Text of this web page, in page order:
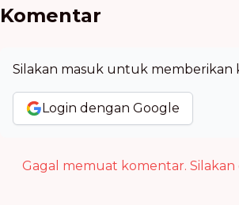
Komentar
Silakan masuk untuk memberikan
Login dengan Google
Gagal memuat komentar. Silakan